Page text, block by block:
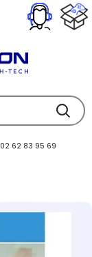
02 62 83 95 69